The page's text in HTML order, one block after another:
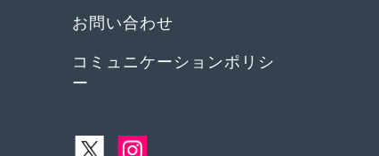
お問い合わせ
コミュニケーションポリシ
ー